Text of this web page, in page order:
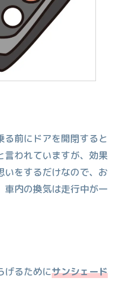
る前にドアを開閉すると
言われていますが、効果
いをするだけなので、お
車内の換気は走行中が一
げるためにサンシェード